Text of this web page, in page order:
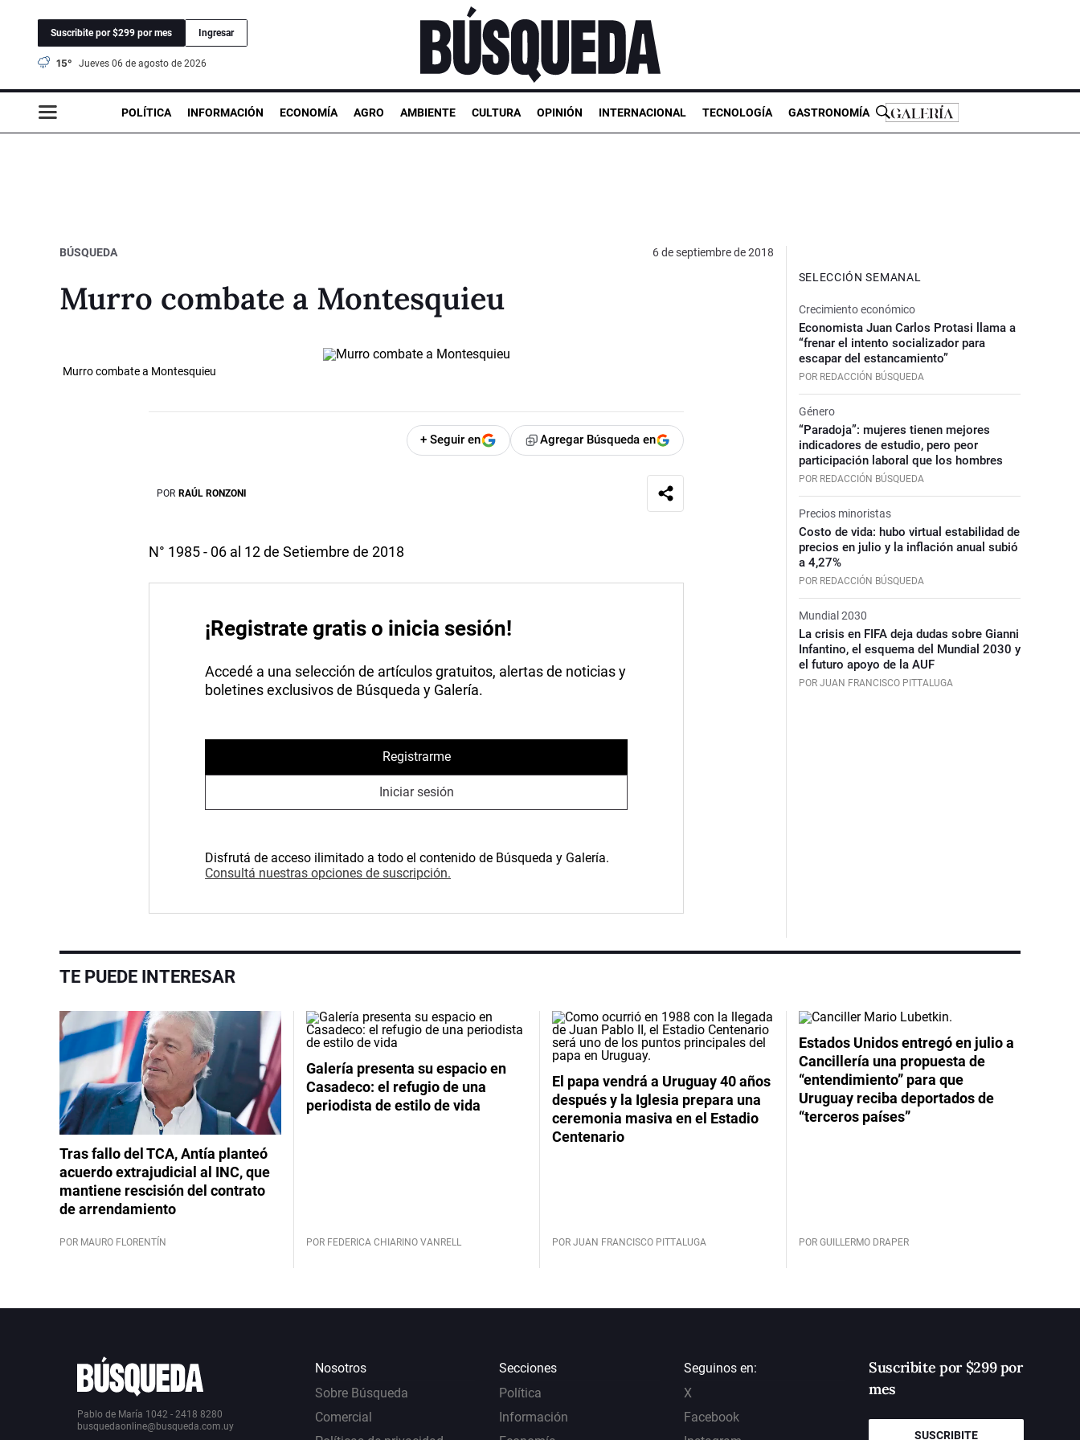
Suscribite por $299 por mes Ingresar
15° jueves 06 de agosto de 2026
POLÍTICA INFORMACIÓN ECONOMÍA AGRO AMBIENTE CULTURA OPINIÓN INTERNACIONAL TECNOLOGÍA GASTRONOMÍA
BÚSQUEDA 6 de septiembre de 2018
Murro combate a Montesquieu
Murro combate a Montesquieu
+ Seguir en Agregar Búsqueda en
POR RAÚL RONZONI
N° 1985 - 06 al 12 de Setiembre de 2018
¡Registrate gratis o inicia sesión!
Accedé a una selección de artículos gratuitos, alertas de noticias y
boletines exclusivos de Búsqueda y Galería.
Registrarme
Iniciar sesión
Disfrutá de acceso ilimitado a todo el contenido de Búsqueda y Galería.
Consultá nuestras opciones de suscripción.
SELECCIÓN SEMANAL
Crecimiento económico
Economista Juan Carlos Protasi llama a
“frenar el intento socializador para
escapar del estancamiento”
POR REDACCIÓN BÚSQUEDA
Género
“Paradoja”: mujeres tienen mejores
indicadores de estudio, pero peor
participación laboral que los hombres
POR REDACCIÓN BÚSQUEDA
Precios minoristas
Costo de vida: hubo virtual estabilidad de
precios en julio y la inflación anual subió
a 4,27%
POR REDACCIÓN BÚSQUEDA
Mundial 2030
La crisis en FIFA deja dudas sobre Gianni
Infantino, el esquema del Mundial 2030 y
el futuro apoyo de la AUF
POR JUAN FRANCISCO PITTALUGA
TE PUEDE INTERESAR
Tras fallo del TCA, Antía planteó
acuerdo extrajudicial al INC, que
mantiene rescisión del contrato
de arrendamiento
POR MAURO FLORENTÍN
Galería presenta su espacio en
Casadeco: el refugio de una
periodista de estilo de vida
POR FEDERICA CHIARINO VANRELL
El papa vendrá a Uruguay 40 años
después y la Iglesia prepara una
ceremonia masiva en el Estadio
Centenario
POR JUAN FRANCISCO PITTALUGA
Estados Unidos entregó en julio a
Cancillería una propuesta de
“entendimiento” para que
Uruguay reciba deportados de
“terceros países”
POR GUILLERMO DRAPER
Pablo de María 1042 - 2418 8280
busquedaonline@busqueda.com.uy
Nosotros
Sobre Búsqueda
Comercial
Secciones
Política
Información
Seguinos en:
X
Facebook
Suscribite por $299 por
mes
SUSCRIBITE